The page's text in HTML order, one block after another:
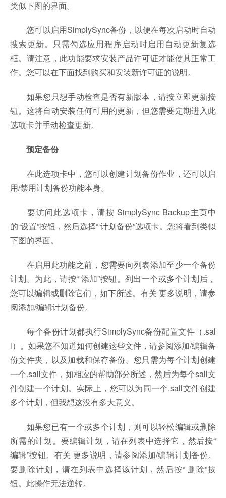
类似下图的界面。
您可以启用SimplySync备份，以便在每次启动时自动
搜索更新。只需勾选应用程序启动时启用自动更新复选
框。请注意，此功能要求安装产品许可证才能使其正常工
作。您可以在下面找到购买和安装新许可证的说明。
如果您只想手动检查是否有新版本，请按立即更新按
钮。这将自动安装任何可用的更新，但您需要定期进入此
选项卡并手动检查更新。
预定备份
在此选项卡中，您可以创建计划备份作业，还可以启
用/禁用计划备份功能本身。
要访问此选项卡，请按 SimplySync Backup主页中
的“设置”按钮，然后选择“ 计划备份”选项卡。您将看到类似
下图的界面。
在启用此功能之前，您需要向列表添加至少一个备份
计划。为此，请按“ 添加”按钮。列出一个或多个计划后，
您可以编辑或删除它们，如下所述。有关 更多说明，请参
阅添加/编辑计划备份。
每个备份计划都执行SimplySync备份配置文件（.sal
l）。如果您不知道如何创建这些文件，请参阅添加/编辑备
份文件夹，以及加载和保存备份。您只需为每个计划创建
一个.sall文件，如相应的帮助部分所述，然后为每个sall文
件创建一个计划。实际上，您可以为同一个.sall文件创建
多个计划，但我想这没有多大意义。
如果您已有一个或多个计划，则可以轻松编辑或删除
所需的计划。要编辑计划，请在列表中选择它，然后按“
编辑”按钮。有关 更多说明，请参阅添加/编辑计划备份。
要删除计划，请在列表中选择该计划，然后按“ 删除”按
钮。此操作无法逆转。